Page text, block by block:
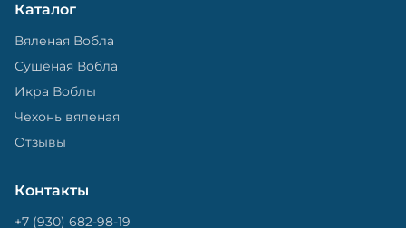
Каталог
Вяленая Вобла
Сушёная Вобла
Икра Воблы
Чехонь вяленая
Отзывы
Контакты
+7 (930) 682-98-19